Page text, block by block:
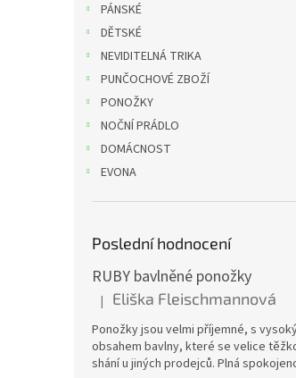
PÁNSKÉ
DĚTSKÉ
NEVIDITELNÁ TRIKA
PUNČOCHOVÉ ZBOŽÍ
PONOŽKY
NOČNÍ PRÁDLO
DOMÁCNOST
EVONA
Poslední hodnocení
RUBY bavlněné ponožky
Hodnocení produktu je 5 z 5 hvězdiček.
| Eliška Fleischmannová
Ponožky jsou velmi příjemné, s
obsahem bavlny, které se velice
shání u jiných prodejců. Plná